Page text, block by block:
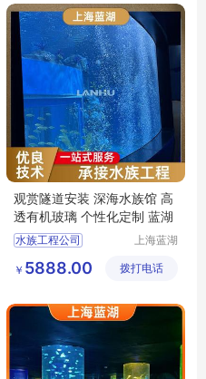
上海海洋水族馆
观赏隧道安装 深海水族馆 高
透有机玻璃 个性化定制 蓝湖
水族工程公司
酒店水族工程
上海蓝湖
有限公司
￥ 5888.00 拨打电话